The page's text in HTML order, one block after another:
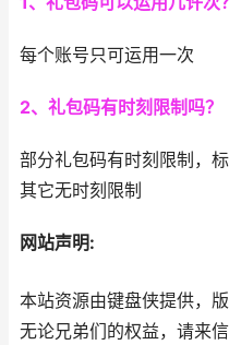
每个账号只可运用一次
2、礼包码有时刻限制吗？
部分礼包码有时刻限制，
其它无时刻限制
网站声明:
本站资源由键盘侠提供，
无论兄弟们的权益，请来